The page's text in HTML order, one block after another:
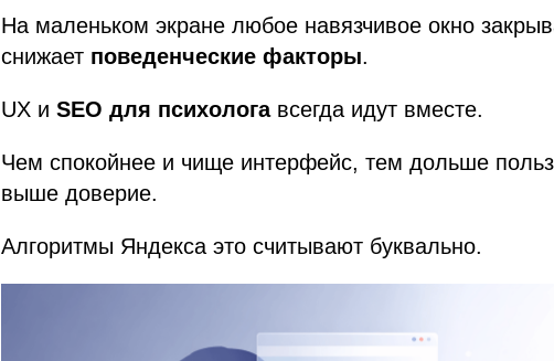
На маленьком экране любое навязчивое окно
снижает поведенческие факторы.
UX и SEO для психологавсегда идут вместе.
Чем спокойнее и чище интерфейс, тем дольше
выше доверие.
Алгоритмы Яндекса это считывают буквально.